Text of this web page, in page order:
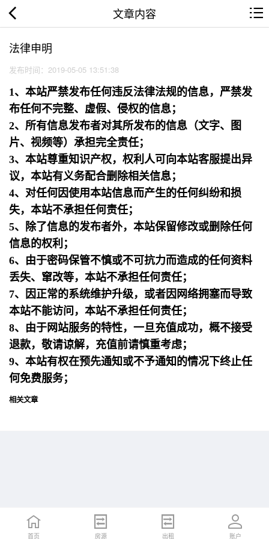
文章内容
法律申明
发布时间：2019-05-05 13:51:38
1、本站严禁发布任何违反法律法规的信息，严禁发
布任何不完整、虚假、侵权的信息；
2、所有信息发布者对其所发布的信息（文字、图
片、视频等）承担完全责任；
3、本站尊重知识产权，权利人可向本站客服提出异
议，本站有义务配合删除相关信息；
4、对任何因使用本站信息而产生的任何纠纷和损
失，本站不承担任何责任；
5、除了信息的发布者外，本站保留修改或删除任何
信息的权利；
6、由于密码保管不慎或不可抗力而造成的任何资料
丢失、窜改等，本站不承担任何责任；
7、因正常的系统维护升级，或者因网络拥塞而导致
本站不能访问，本站不承担任何责任；
8、由于网站服务的特性，一旦充值成功，概不接受
退款，敬请谅解，充值前请慎重考虑；
9、本站有权在预先通知或不予通知的情况下终止任
何免费服务；
相关文章
首页 招聘 简历 账户
首页 房源 出租 账户